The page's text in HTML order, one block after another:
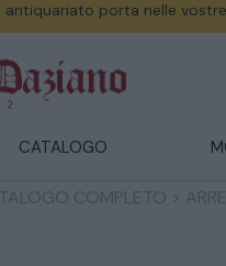
antiquariato porta nelle
CATALOGO
COMPLETO